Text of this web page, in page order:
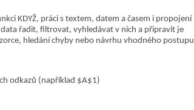
KDYŽ, práci s textem, datem a časem i propojení
řadit, filtrovat, vyhledávat v nich a připravit je
hledání chyby nebo návrhu vhodného postupu
odkazů (například $A$1)